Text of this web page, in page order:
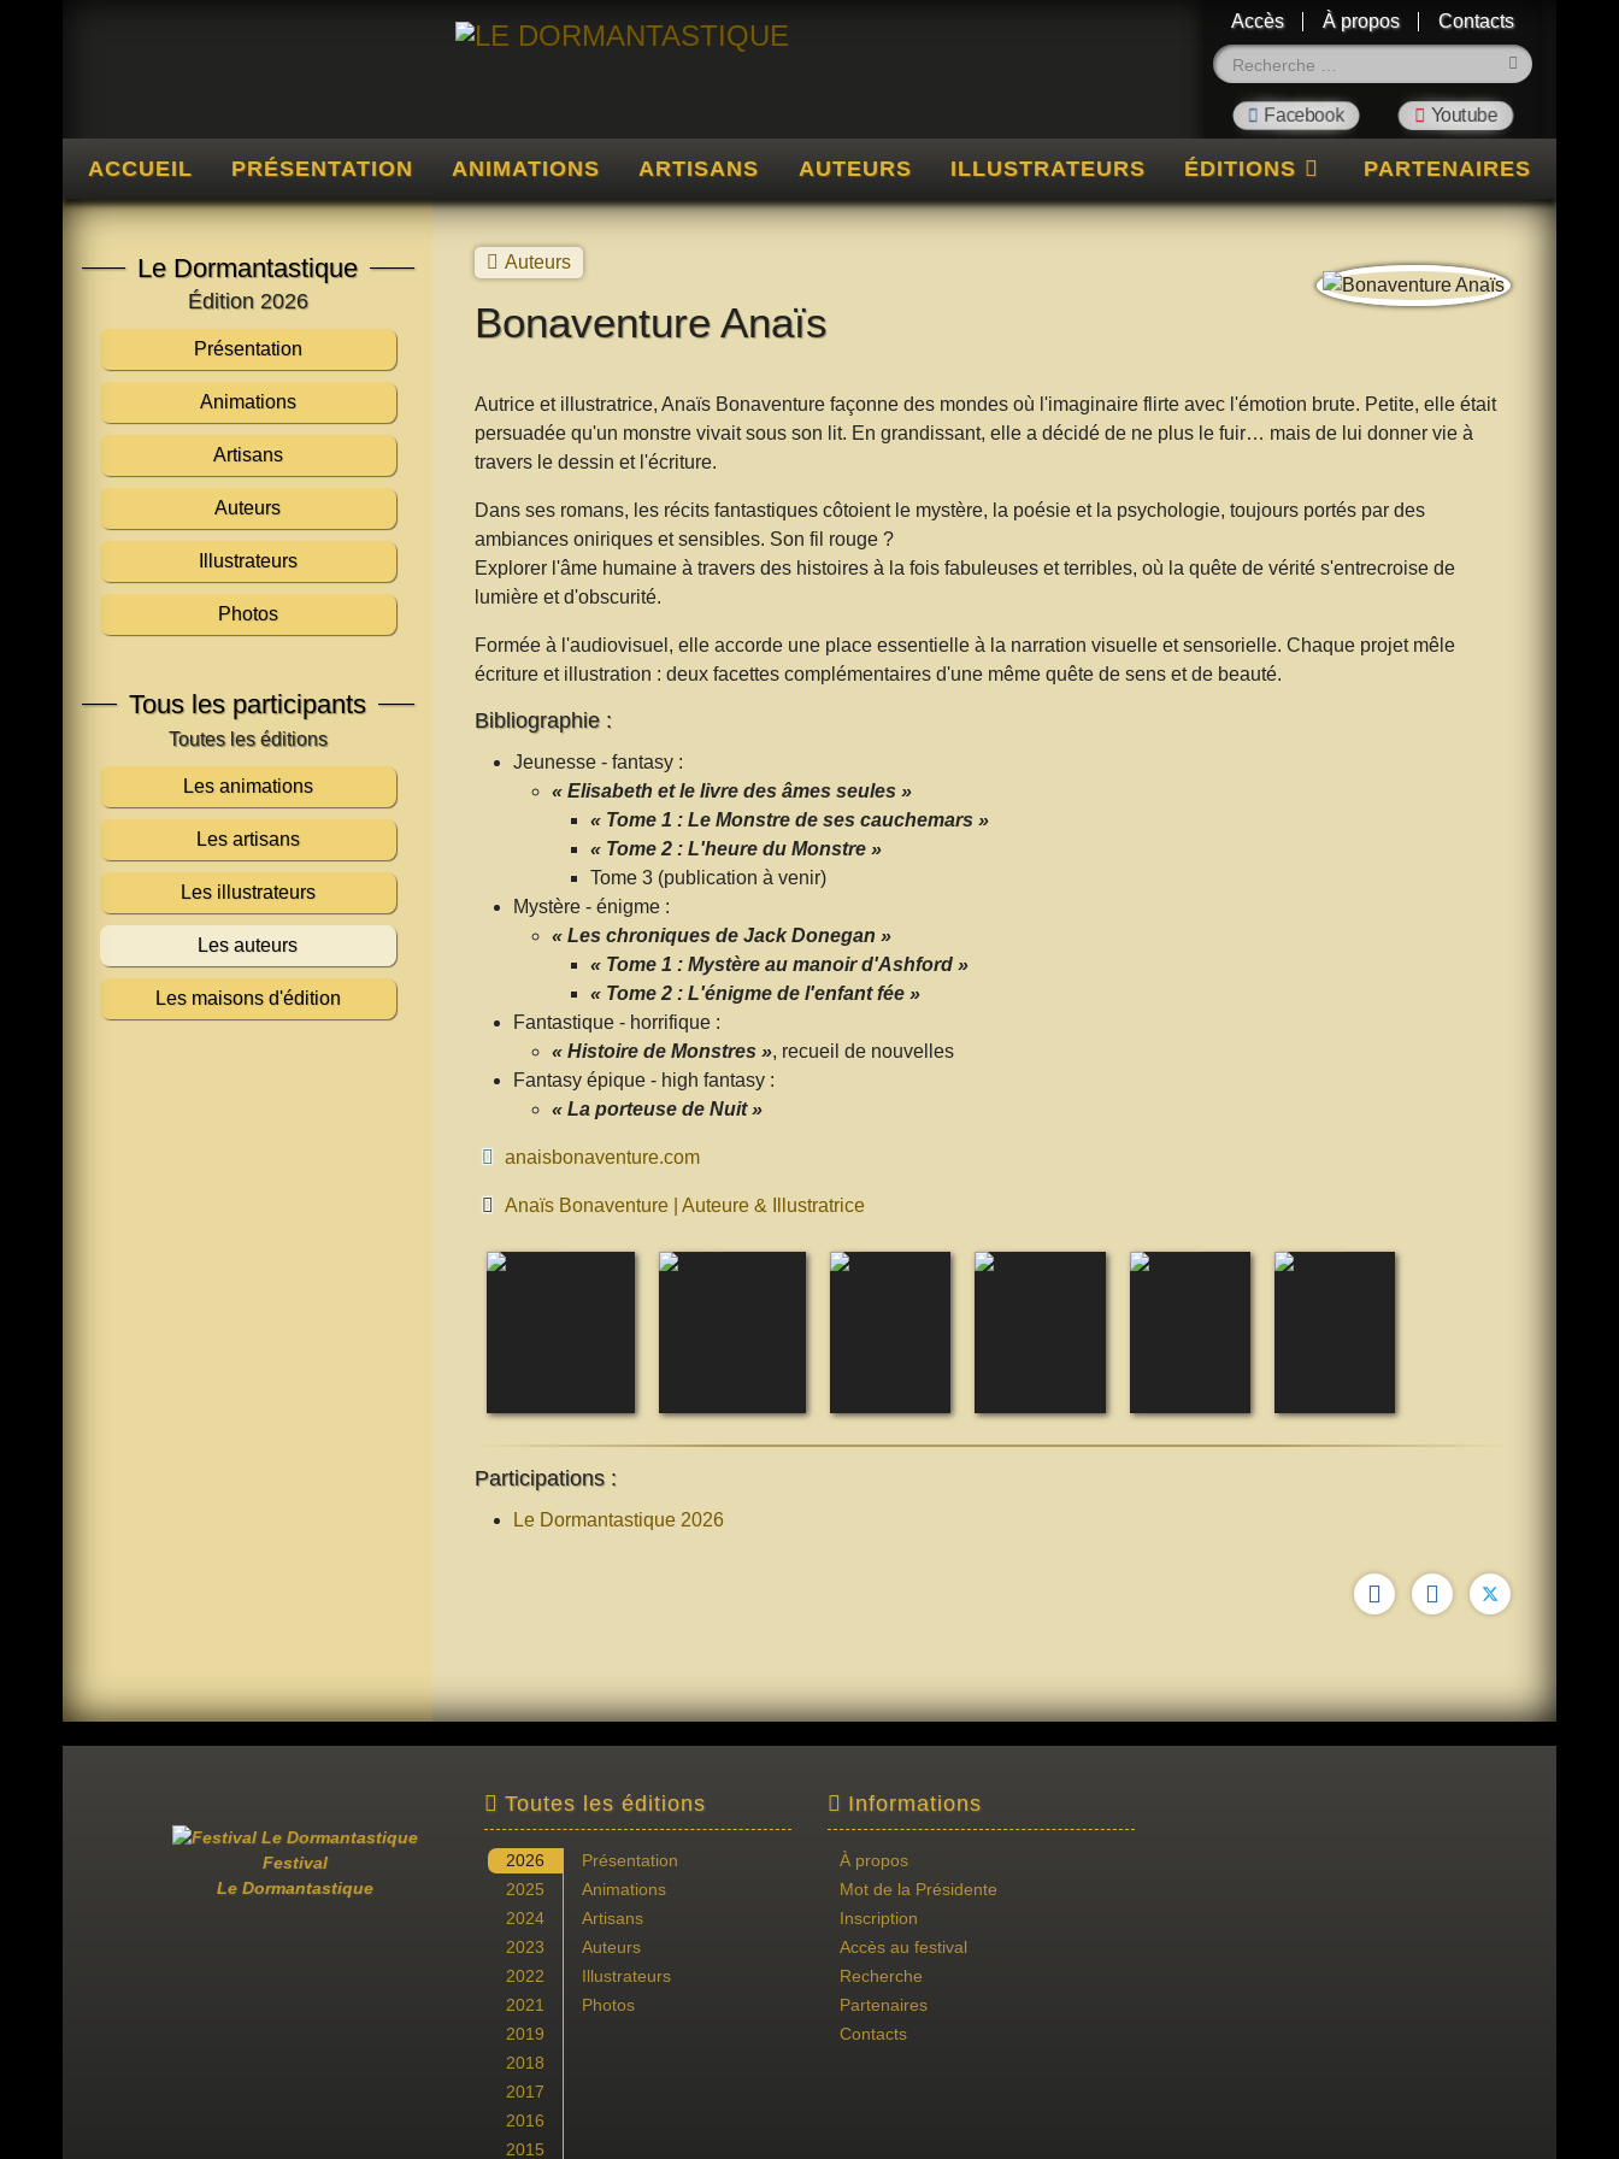
Accès À propos
Contacts
ACCUEIL PRÉSENTATION ANIMATIONS ARTISANS AUTEURS ILLUSTRATEURS ÉDITIONS PARTENAIRES
Le Dormantastique
Édition 2026
Présentation
Animations
Artisans
Auteurs
Illustrateurs
Photos
Tous les participants
Les animations
Les artisans
Les illustrateurs
Les auteurs
Les maisons d'édition
Auteurs
Bonaventure Anaïs
Autrice et illustratrice, Anaïs Bonaventure façonne des mondes où l'imaginaire flirte avec l'émotion brute. Petite, elle était
persuadée qu'un monstre vivait sous son lit. En grandissant, elle a décidé de ne plus le fuir… mais de lui donner vie à
travers le dessin et l'écriture.
Dans ses romans, les récits fantastiques côtoient le mystère, la poésie et la psychologie, toujours portés par des
ambiances oniriques et sensibles. Son fil rouge ?
Explorer l'âme humaine à travers des histoires à la fois fabuleuses et terribles, où la quête de vérité s'entrecroise de
lumière et d'obscurité.
Formée à l'audiovisuel, elle accorde une place essentielle à la narration visuelle et sensorielle. Chaque projet mêle
écriture et illustration : deux facettes complémentaires d'une même quête de sens et de beauté.
Bibliographie :
Jeunesse - fantasy :
« Elisabeth et le livre des âmes seules »
« Tome 1 : Le Monstre de ses cauchemars »
« Tome 2 : L'heure du Monstre »
Tome 3 (publication à venir)
Mystère - énigme :
« Les chroniques de Jack Donegan »
« Tome 1 : Mystère au manoir d'Ashford »
« Tome 2 : L'énigme de l'enfant fée »
Fantastique - horrifique :
« Histoire de Monstres », recueil de nouvelles
Fantasy épique - high fantasy :
« La porteuse de Nuit »
anaisbonaventure.com
Anaïs Bonaventure | Auteure & Illustratrice
Participations :
Le Dormantastique 2026
Festival
Le Dormantastique
Toutes les éditions
2026
2025
2024
2023
2022
2021
2019
2018
2017
2016
2015
Présentation
Animations
Artisans
Auteurs
Illustrateurs
Photos
Informations
À propos
Mot de la Présidente
Inscription
Accès au festival
Recherche
Partenaires
Contacts